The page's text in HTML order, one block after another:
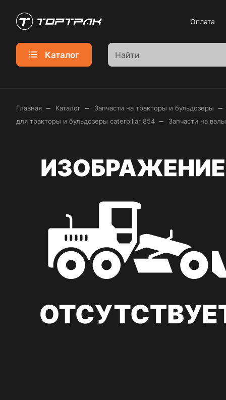
Оплата
Каталог
Главная – Каталог – Запчасти на тракторы и бульдозеры –
для тракторы и бульдозеры caterpillar 854 – Запчасти на